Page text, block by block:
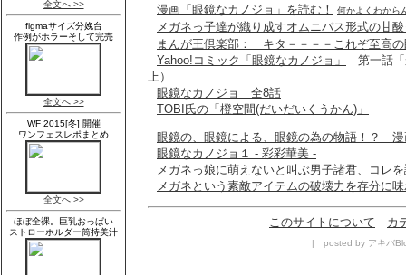
漫画「眼鏡なカノジョ」を読む！
何かよくわから
メガネっ子達が織り成すオムニバス形式の甘
まんが王倶楽部： キタ－－－－これぞ至高
Yahoo!コミック「眼鏡なカノジョ」
第一話「
上）
眼鏡なカノジョ 全8話
TOBI氏の「橙空間(だいだいくうかん)」
眼鏡の、眼鏡による、眼鏡の為の物語！？
眼鏡なカノジョ１ - 彩彩華美 -
メガネっ娘に萌えないと叫ぶ男子諸君、コレ
メガネという素敵アイテムの破壊力を存分に
このサイトについて カ
| posted by アキバ